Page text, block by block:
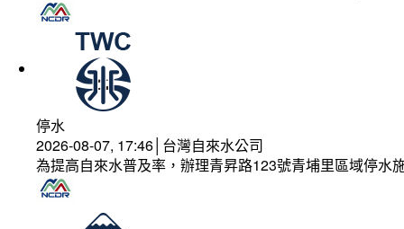
停水
2026-08-07, 17:46│台灣自來水公司
為提高自來水普及率，辦理青昇路123號青埔里區域停水